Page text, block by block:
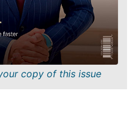
copy of this issue